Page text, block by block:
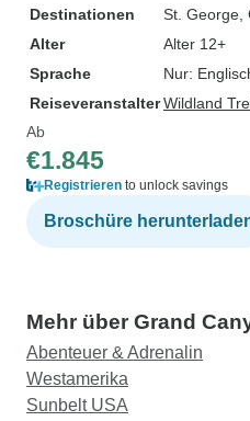
Destinationen
St. George
Alter
Alter 12+
Sprache
Nur:
ReiseveranstalterWildland
Ab
€1.845
Registrieren to unlock savings
Broschüre
Mehr über Grand
Abenteuer & Adrenalin
Westamerika
Sunbelt USA